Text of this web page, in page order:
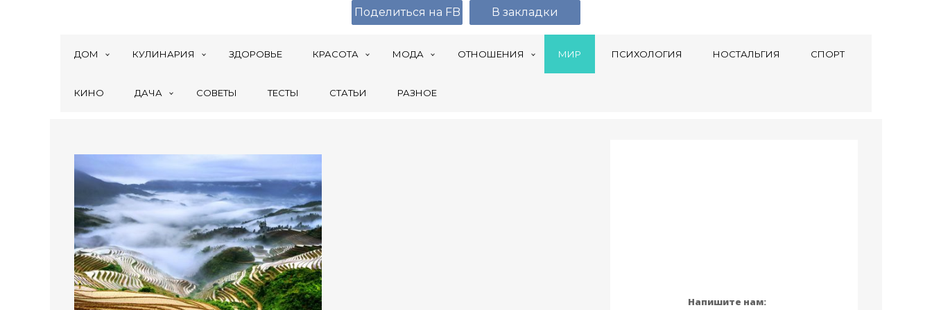
ДОМ КУЛИНАРИЯ ЗДОРОВЬЕ КРАСОТА МОДА ОТНОШЕНИЯ МИР ПСИХОЛОГИЯ НОСТАЛЬГИЯ СПОРТ
КИНО ДАЧА СОВЕТЫ ТЕСТЫ СТАТЬИ РАЗНОЕ
Напишите нам:
Поделиться на FB В закладки